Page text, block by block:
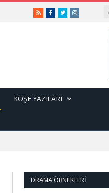
RSSFacebook
TwitterInstagram
KÖŞE YAZILARI
DRAMA ÖRNEKLERI